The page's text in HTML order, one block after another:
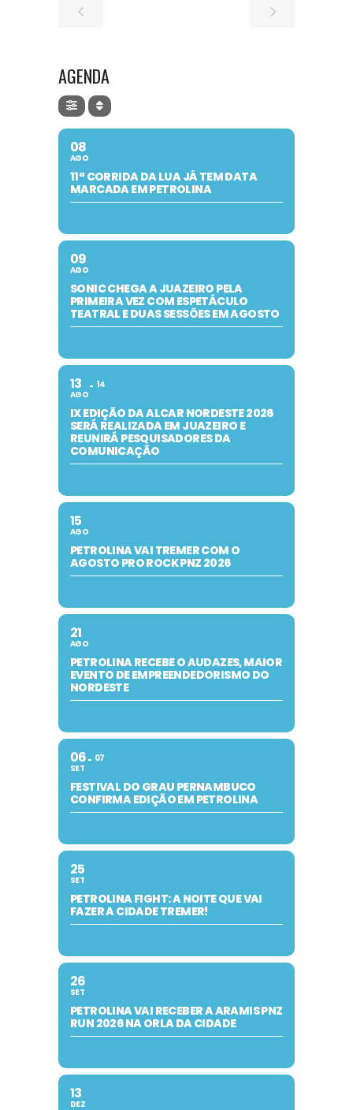
AGENDA
08
AGO
11ª CORRIDA DA LUA JÁ TEM DATA
MARCADA EM PETROLINA
09
AGO
SONIC CHEGA A JUAZEIRO PELA
PRIMEIRA VEZ COM ESPETÁCULO
TEATRAL E DUAS SESSÕES EM AGOSTO
13
AGO
14
IX EDIÇÃO DA ALCAR NORDESTE 2026
SERÁ REALIZADA EM JUAZEIRO E
REUNIRÁ PESQUISADORES DA
COMUNICAÇÃO
15
AGO
PETROLINA VAI TREMER COM O
AGOSTO PRO ROCK PNZ 2026
21
AGO
PETROLINA RECEBE O AUDAZES, MAIOR
EVENTO DE EMPREENDEDORISMO DO
NORDESTE
06
SET
07
FESTIVAL DO GRAU PERNAMBUCO
CONFIRMA EDIÇÃO EM PETROLINA
25
SET
PETROLINA FIGHT: A NOITE QUE VAI
FAZER A CIDADE TREMER!
26
SET
PETROLINA VAI RECEBER A ARAMIS PNZ
RUN 2026 NA ORLA DA CIDADE
13
DEZ